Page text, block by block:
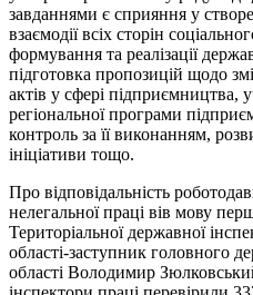
завданнями є сприяння у
взаємодії всіх сторін
формування та реалізації
підготовка пропозицій щодо
актів у сфері підприємництва,
регіональної програми
контроль за її виконанням,
ініціативи тощо.
Про відповідальність
нелегальної праці вів мову
Територіальної державної
області-заступник головного
області Володимир